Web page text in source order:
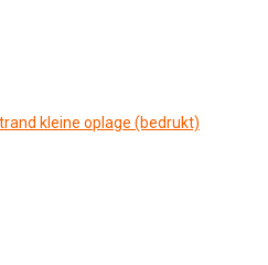
kleine oplage (bedrukt)